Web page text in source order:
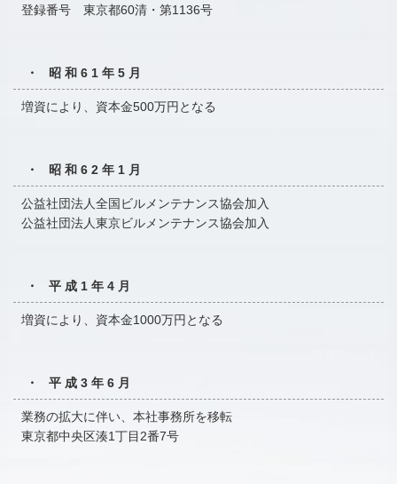
登録番号 東京都60清・第1136号
・ 昭和61年5月
増資により、資本金500万円となる
・ 昭和62年1月
公益社団法人全国ビルメンテナンス協会加入
公益社団法人東京ビルメンテナンス協会加入
・ 平成1年4月
増資により、資本金1000万円となる
・ 平成3年6月
業務の拡大に伴い、本社事務所を移転
東京都中央区湊1丁目2番7号